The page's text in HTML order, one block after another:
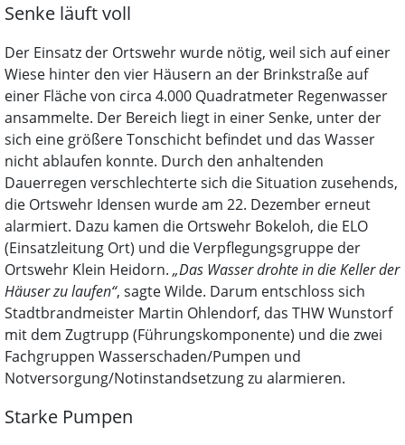
Senke läuft voll
Der Einsatz der Ortswehr wurde nötig, weil sich auf einer
Wiese hinter den vier Häusern an der Brinkstraße auf
einer Fläche von circa 4.000 Quadratmeter Regenwasser
ansammelte. Der Bereich liegt in einer Senke, unter der
sich eine größere Tonschicht befindet und das Wasser
nicht ablaufen konnte. Durch den anhaltenden
Dauerregen verschlechterte sich die Situation zusehends,
die Ortswehr Idensen wurde am 22. Dezember erneut
alarmiert. Dazu kamen die Ortswehr Bokeloh, die ELO
(Einsatzleitung Ort) und die Verpflegungsgruppe der
Ortswehr Klein Heidorn. „Das Wasser drohte in die Keller der
Häuser zu laufen“, sagte Wilde. Darum entschloss sich
Stadtbrandmeister Martin Ohlendorf, das THW Wunstorf
mit dem Zugtrupp (Führungskomponente) und die zwei
Fachgruppen Wasserschaden/Pumpen und
Notversorgung/Notinstandsetzung zu alarmieren.
Starke Pumpen